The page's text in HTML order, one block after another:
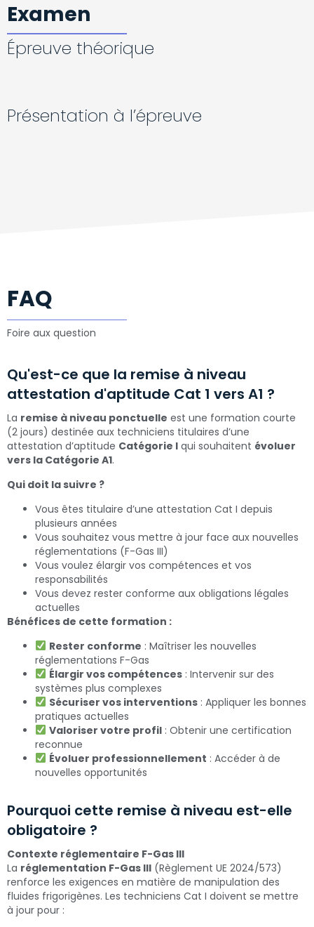
Examen
Épreuve théorique
Présentation à l’épreuve
FAQ
Foire aux question
Qu'est-ce que la remise à niveau
attestation d'aptitude Cat 1 vers A1 ?
La remise à niveau ponctuelle est une formation courte
(2 jours) destinée aux techniciens titulaires d’une
attestation d’aptitude Catégorie I qui souhaitent évoluer
vers la Catégorie A1.
Qui doit la suivre ?
Vous êtes titulaire d’une attestation Cat I depuis
plusieurs années
Vous souhaitez vous mettre à jour face aux nouvelles
réglementations (F-Gas III)
Vous voulez élargir vos compétences et vos
responsabilités
Vous devez rester conforme aux obligations légales
actuelles
Bénéfices de cette formation :
Rester conforme : Maîtriser les nouvelles
réglementations F-Gas
Élargir vos compétences: Intervenir sur des
systèmes plus complexes
Sécuriser vos interventions: Appliquer les bonnes
pratiques actuelles
Valoriser votre profil: Obtenir une certification
reconnue
Évoluer professionnellement : Accéder à de
nouvelles opportunités
Pourquoi cette remise à niveau est-elle
obligatoire ?
Contexte réglementaire F-Gas III
La réglementation F-Gas III (Règlement UE 2024/573)
renforce les exigences en matière de manipulation des
fluides frigorigènes. Les techniciens Cat I doivent se mettre
à jour pour :